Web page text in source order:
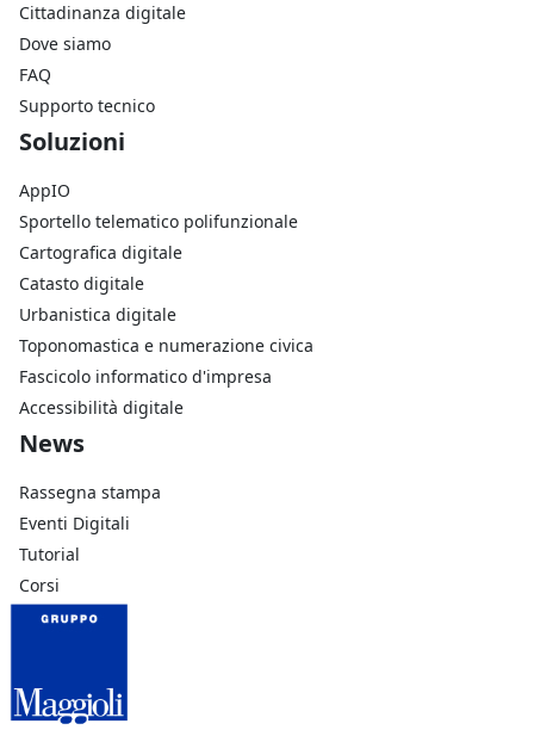
Cittadinanza digitale
Dove siamo
FAQ
Supporto tecnico
Footer Soluzioni
Soluzioni
AppIO
Sportello telematico polifunzionale
Cartografica digitale
Catasto digitale
Urbanistica digitale
Toponomastica e numerazione civica
Fascicolo informatico d'impresa
Accessibilità digitale
Footer Azienda
News
Rassegna stampa
Eventi Digitali
Tutorial
Corsi